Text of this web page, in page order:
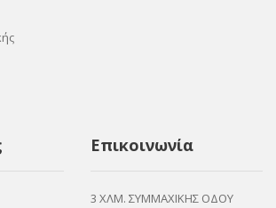
Επικοινωνία
3 ΧΛΜ. ΣΥΜΜΑΧΙΚΗΣ ΟΔΟΥ